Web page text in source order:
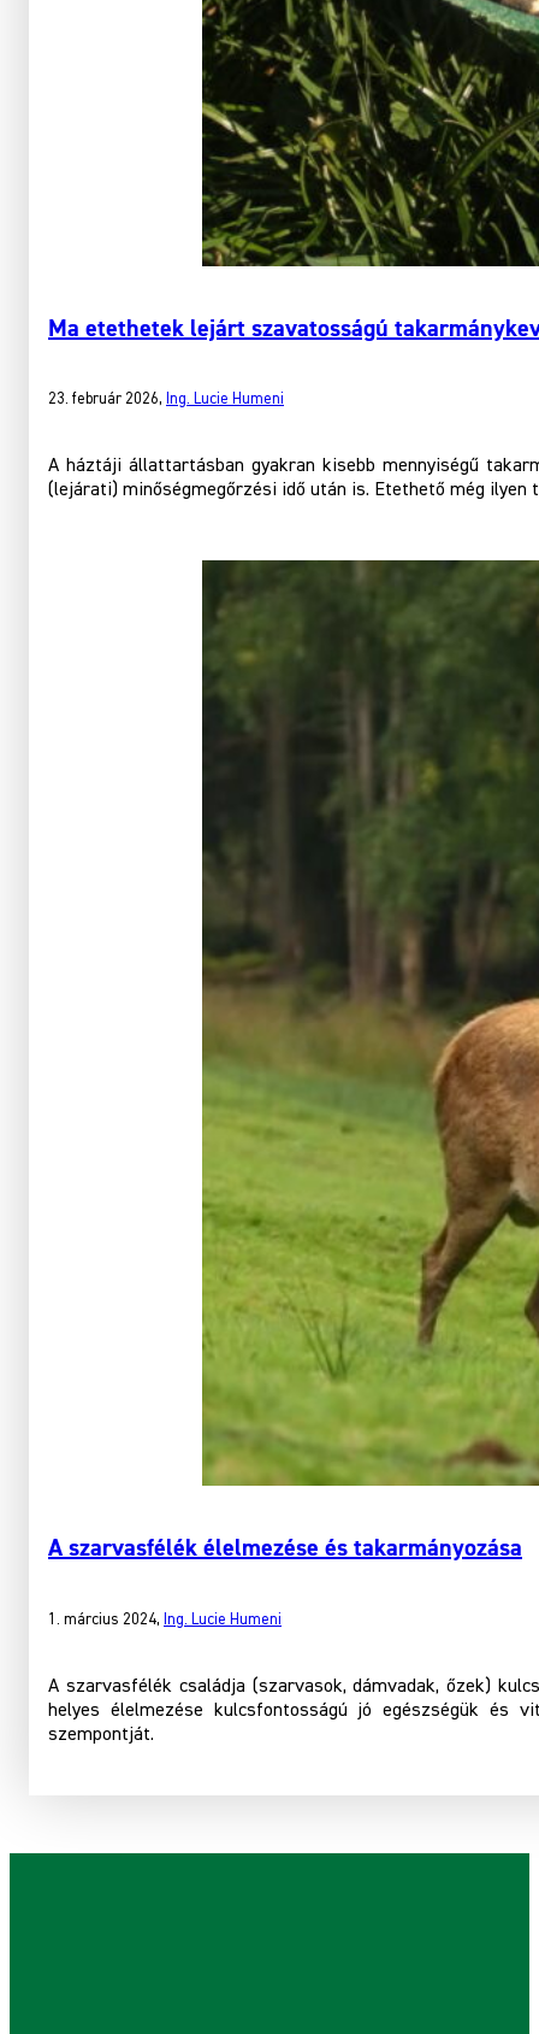
Ma etethetek lejárt szavatosságú
23. február 2026, Ing. Lucie Humeni
A háztáji állattartásban gyakran kisebb mennyiségű
(lejárati) minőségmegőrzési idő után is. Etethető még ilyen
A szarvasfélék élelmezése és takarmányozása
1. március 2024, Ing. Lucie Humeni
A szarvasfélék családja (szarvasok, dámvadak, őzek)
helyes élelmezése kulcsfontosságú jó egészségük és
szempontját.